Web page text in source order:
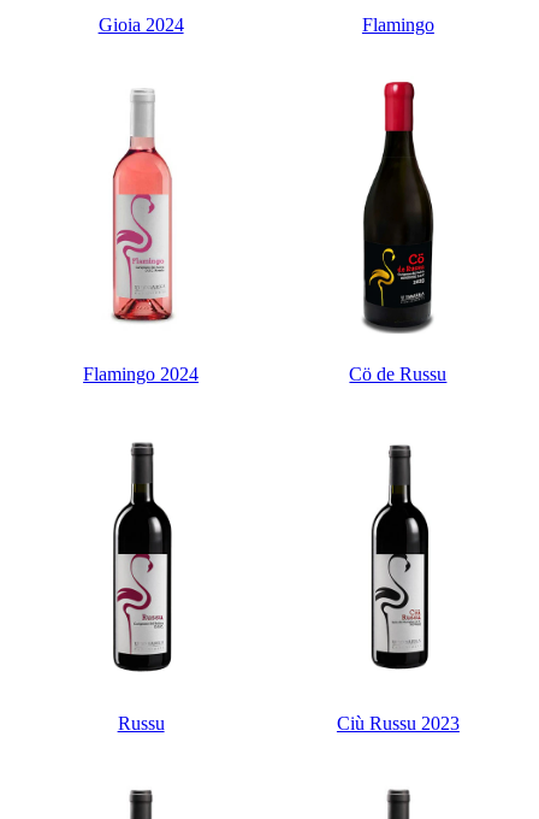
Gioia 2024 Flamingo
Flamingo 2024 Cö de Russu
Russu Ciù Russu 2023